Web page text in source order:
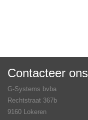
Contacteer ons
G-Systems bvba
Rechtstraat 367b
9160 Lokeren